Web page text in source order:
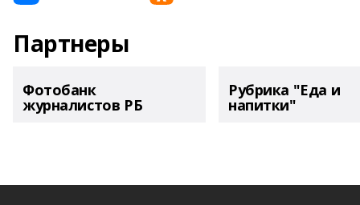
Партнеры
Фотобанк
журналистов РБ
Рубрика "Еда и
напитки"